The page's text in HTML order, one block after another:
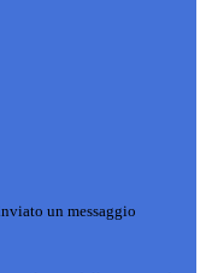
un messaggio